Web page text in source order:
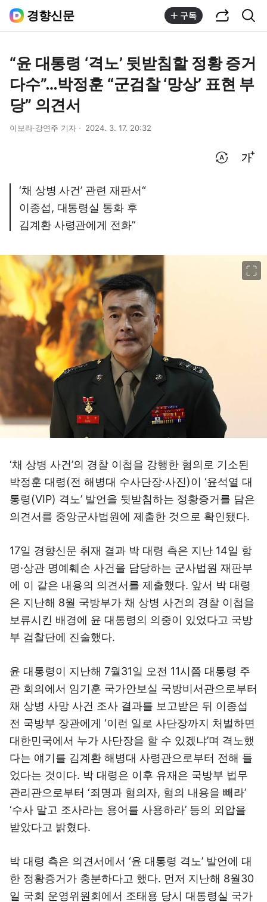
경향신문 구독
“윤 대통령 ‘격노’ 뒷받침할 정황 증거
다수”…박정훈 “군검찰 ‘망상’ 표현 부
당” 의견서
이보라·강연주 기자 2024. 3. 17. 20:32
‘채 상병 사건’ 관련 재판서“
이종섭, 대통령실 통화 후
김계환 사령관에게 전화”
‘채 상병 사건’의 경찰 이첩을 강행한 혐의로 기소된
박정훈 대령(전 해병대 수사단장·사진)이 ‘윤석열 대
통령(VIP) 격노’ 발언을 뒷받침하는 정황증거를 담은
의견서를 중앙군사법원에 제출한 것으로 확인됐다.
17일 경향신문 취재 결과 박 대령 측은 지난 14일 항
명·상관 명예훼손 사건을 담당하는 군사법원 재판부
에 이 같은 내용의 의견서를 제출했다. 앞서 박 대령
은 지난해 8월 국방부가 채 상병 사건의 경찰 이첩을
보류시킨 배경에 윤 대통령의 의중이 있었다고 국방
부 검찰단에 진술했다.
윤 대통령이 지난해 7월31일 오전 11시쯤 대통령 주
관 회의에서 임기훈 국가안보실 국방비서관으로부터
채 상병 사망 사건 조사 결과를 보고받은 뒤 이종섭
전 국방부 장관에게 ‘이런 일로 사단장까지 처벌하면
대한민국에서 누가 사단장을 할 수 있겠냐’며 격노했
다는 얘기를 김계환 해병대 사령관으로부터 전해 들
었다는 것이다. 박 대령은 이후 유재은 국방부 법무
관리관으로부터 ‘죄명과 혐의자, 혐의 내용을 빼라’
‘수사 말고 조사라는 용어를 사용하라’ 등의 외압을
받았다고 밝혔다.
박 대령 측은 의견서에서 ‘윤 대통령 격노’ 발언에 대
한 정황증거가 충분하다고 했다. 먼저 지난해 8월30
일 국회 운영위원회에서 조태용 당시 대통령실 국가